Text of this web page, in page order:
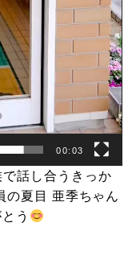
00:03
話し合うきっか
の夏目 亜季ちゃん
う